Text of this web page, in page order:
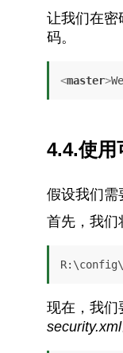
让我们在密
码。
<master>
4.4.使用
假设我们需
首先，我们
现在，我们
security.xml